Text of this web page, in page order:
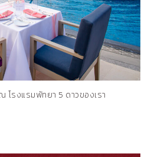
โรงแรมพัทยา 5 ดาวของเรา